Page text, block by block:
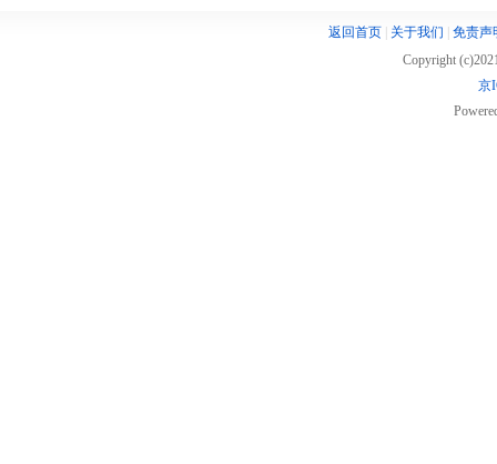
返回首页| 关于我们
免责声
Copyright
京